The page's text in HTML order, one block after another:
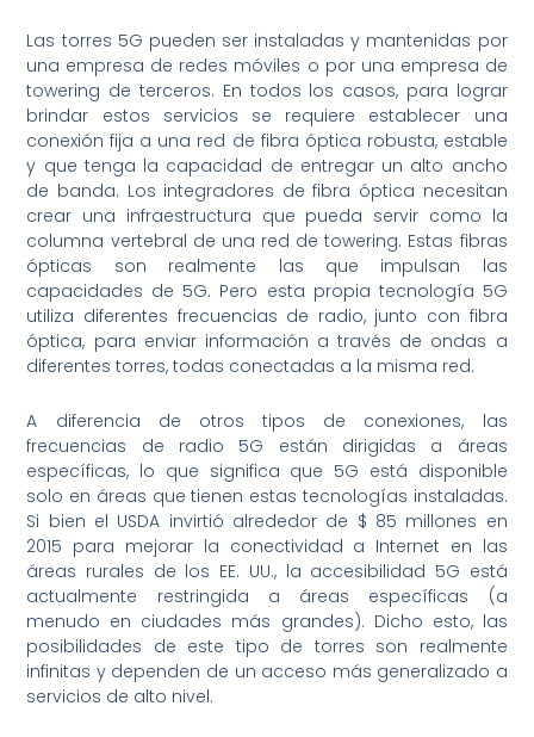
Las torres 5G pueden ser instaladas y mantenidas por
una empresa de redes móviles o por una empresa de
towering de terceros. En todos los casos, para lograr
brindar estos servicios se requiere establecer una
conexión fija a una red de fibra óptica robusta, estable
y que tenga la capacidad de entregar un alto ancho
de banda. Los integradores de fibra óptica necesitan
crear una infraestructura que pueda servir como la
columna vertebral de una red de towering. Estas fibras
ópticas son realmente las que impulsan las
capacidades de 5G. Pero esta propia tecnología 5G
utiliza diferentes frecuencias de radio, junto con fibra
óptica, para enviar información a través de ondas a
diferentes torres, todas conectadas a la misma red.
A diferencia de otros tipos de conexiones, las
frecuencias de radio 5G están dirigidas a áreas
específicas, lo que significa que 5G está disponible
solo en áreas que tienen estas tecnologías instaladas.
Si bien el USDA invirtió alrededor de $ 85 millones en
2015 para mejorar la conectividad a Internet en las
áreas rurales de los EE. UU., la accesibilidad 5G está
actualmente restringida a áreas específicas (a
menudo en ciudades más grandes). Dicho esto, las
posibilidades de este tipo de torres son realmente
infinitas y dependen de un acceso más generalizado a
servicios de alto nivel.